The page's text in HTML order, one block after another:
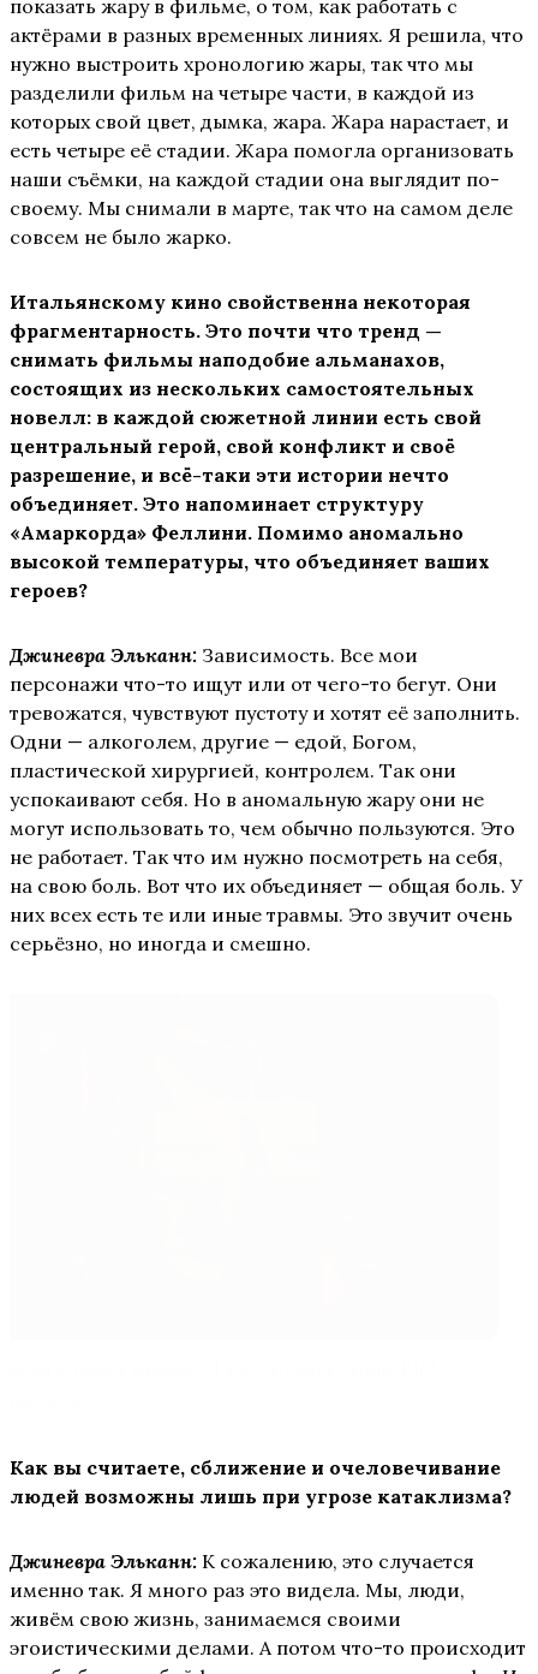
показать жару в фильме, о том, как работать с
актёрами в разных временных линиях. Я решила, что
нужно выстроить хронологию жары, так что мы
разделили фильм на четыре части, в каждой из
которых свой цвет, дымка, жара. Жара нарастает, и
есть четыре её стадии. Жара помогла организовать
наши съёмки, на каждой стадии она выглядит по-
своему. Мы снимали в марте, так что на самом деле
совсем не было жарко.
Итальянскому кино свойственна некоторая
фрагментарность. Это почти что тренд —
снимать фильмы наподобие альманахов,
состоящих из нескольких самостоятельных
новелл: в каждой сюжетной линии есть свой
центральный герой, свой конфликт и своё
разрешение, и всё-таки эти истории нечто
объединяет. Это напоминает структуру
«Амаркорда» Феллини. Помимо аномально
высокой температуры, что объединяет ваших
героев?
Джиневра Эльканн: Зависимость. Все мои
персонажи что-то ищут или от чего-то бегут. Они
тревожатся, чувствуют пустоту и хотят её заполнить.
Одни — алкоголем, другие — едой, Богом,
пластической хирургией, контролем. Так они
успокаивают себя. Но в аномальную жару они не
могут использовать то, чем обычно пользуются. Это
не работает. Так что им нужно посмотреть на себя,
на свою боль. Вот что их объединяет — общая боль. У
них всех есть те или иные травмы. Это звучит очень
серьёзно, но иногда и смешно.
Как вы считаете, сближение и очеловечивание
людей возможны лишь при угрозе катаклизма?
Джиневра Эльканн: К сожалению, это случается
именно так. Я много раз это видела. Мы, люди,
живём свою жизнь, занимаемся своими
эгоистическими делами. А потом что-то происходит